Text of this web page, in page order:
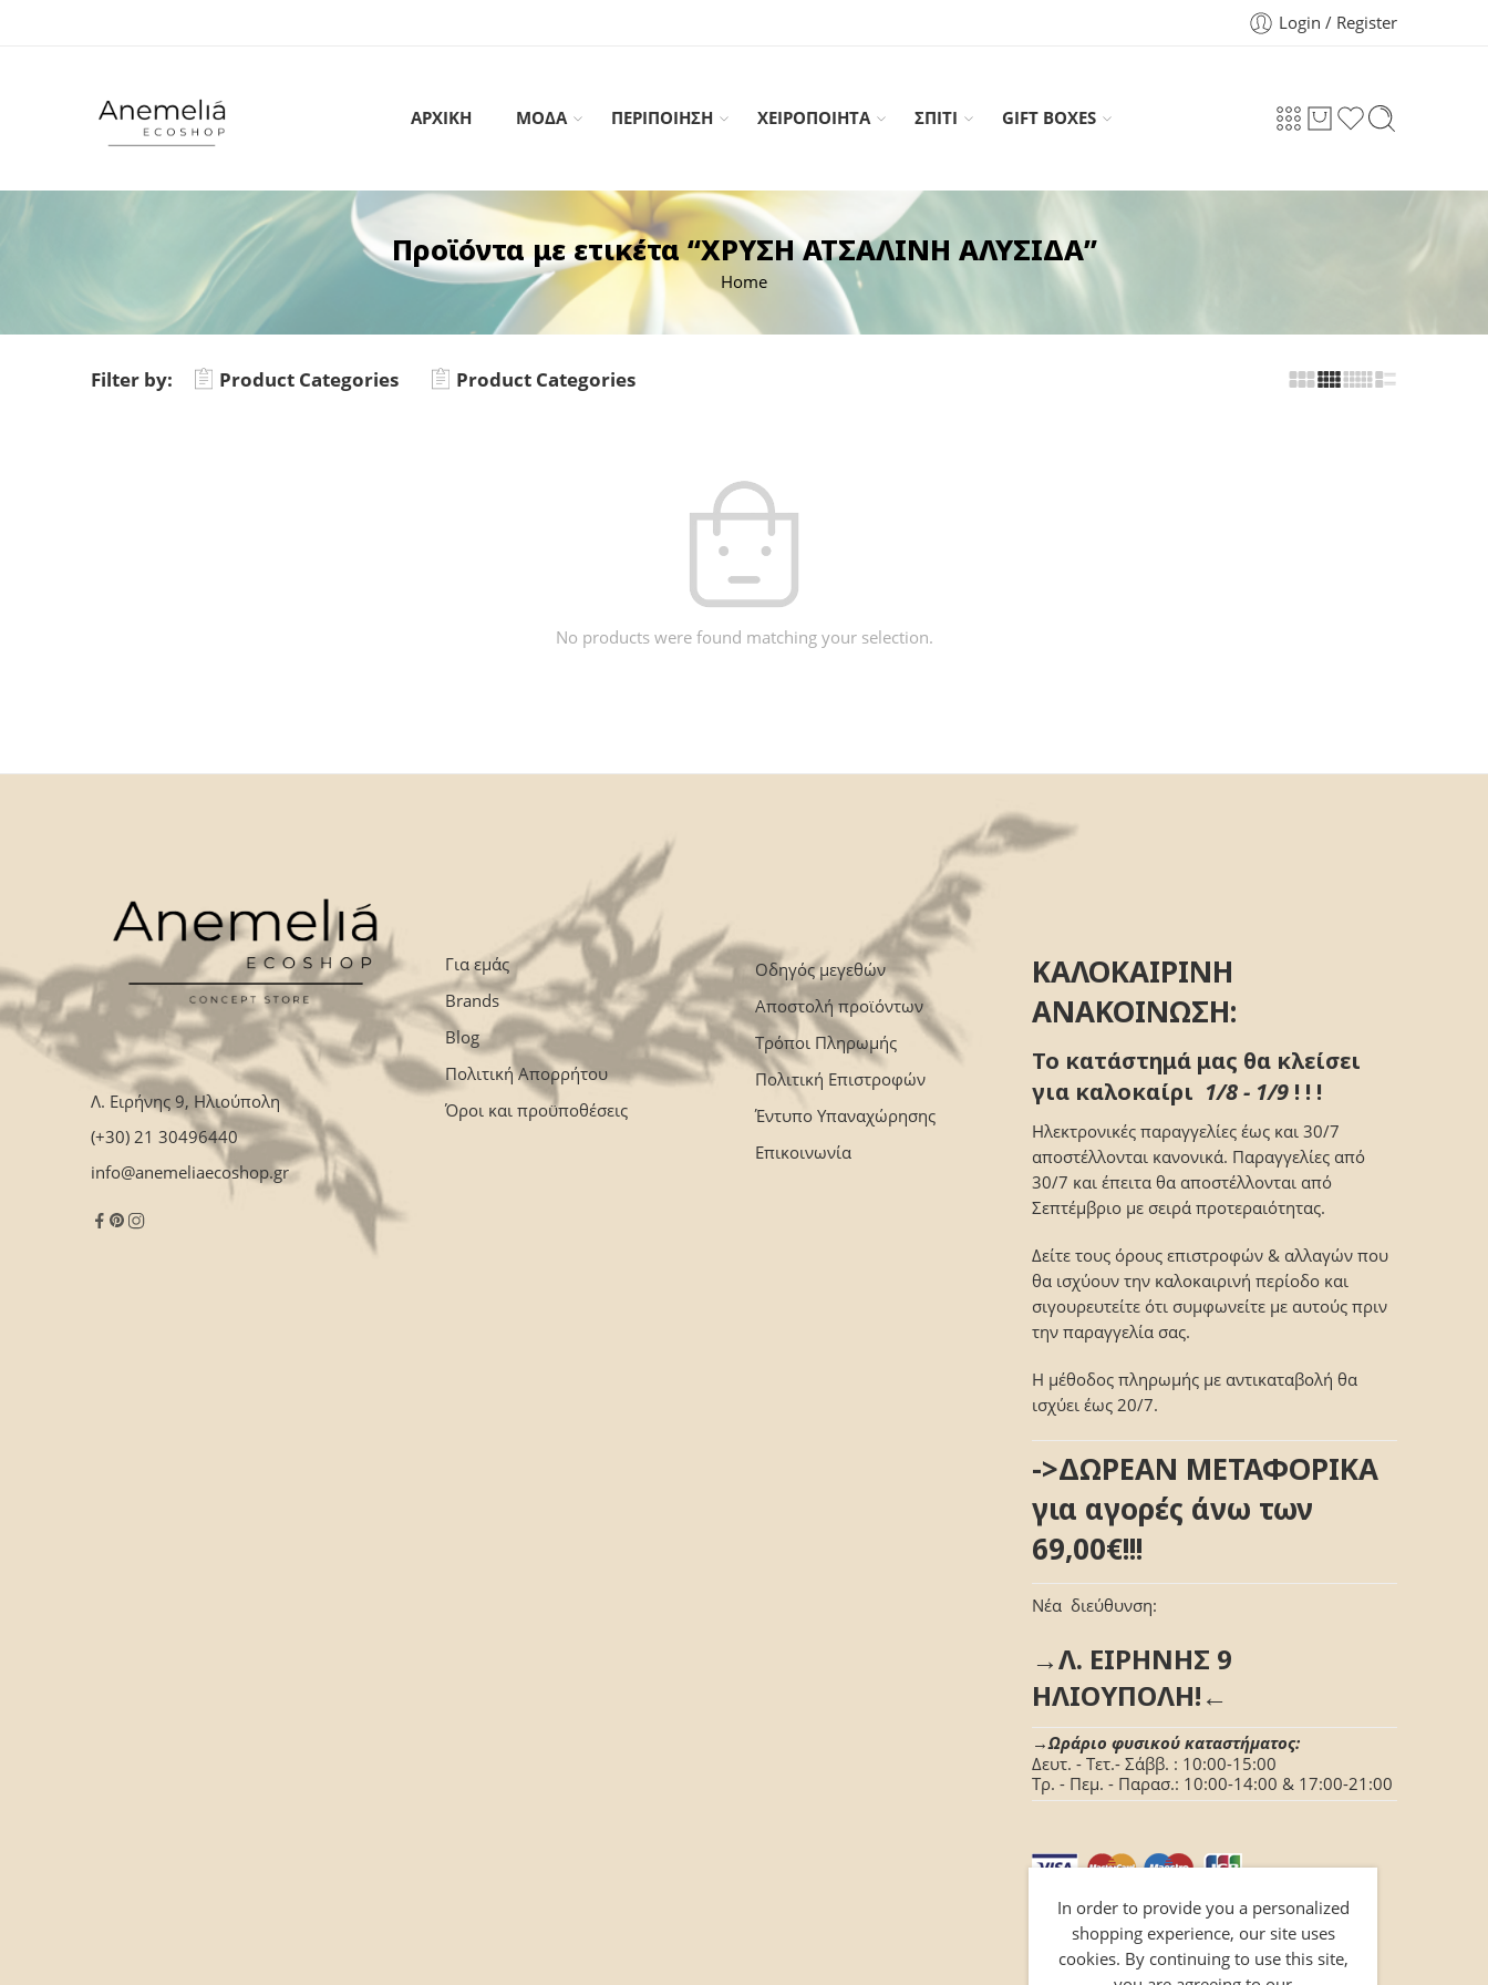
Login / Register
ΑΡΧΙΚΗ ΜΟΔΑ ΠΕΡΙΠΟΙΗΣΗ ΧΕΙΡΟΠΟΙΗΤΑ ΣΠΙΤΙ GIFT BOXES
Προϊόντα με ετικέτα “ΧΡΥΣΗ ΑΤΣΑΛΙΝΗ ΑΛΥΣΙΔΑ”
Home
Filter by: Product Categories Product Categories
No products were found matching your selection.
Λ. Ειρήνης 9, Ηλιούπολη
(+30) 21 30496440
info@anemeliaecoshop.gr
Για εμάς
Brands
Blog
Πολιτική Απορρήτου
Όροι και προϋποθέσεις
Οδηγός μεγεθών
Αποστολή προϊόντων
Τρόποι Πληρωμής
Πολιτική Επιστροφών
Έντυπο Υπαναχώρησης
Επικοινωνία
ΚΑΛΟΚΑΙΡΙΝΗ
ΑΝΑΚΟΙΝΩΣΗ:
Το κατάστημά μας θα κλείσει
για καλοκαίρι 1/8 - 1/9 ! ! !
Ηλεκτρονικές παραγγελίες έως και 30/7
αποστέλλονται κανονικά. Παραγγελίες από
30/7 και έπειτα θα αποστέλλονται από
Σεπτέμβριο με σειρά προτεραιότητας.
Δείτε τους όρους επιστροφών & αλλαγών που
θα ισχύουν την καλοκαιρινή περίοδο και
σιγουρευτείτε ότι συμφωνείτε με αυτούς πριν
την παραγγελία σας.
Η μέθοδος πληρωμής με αντικαταβολή θα
ισχύει έως 20/7.
->ΔΩΡΕΑΝ ΜΕΤΑΦΟΡΙΚΑ
για αγορές άνω των
69,00€!!!
Νέα διεύθυνση:
→Λ. ΕΙΡΗΝΗΣ 9
ΗΛΙΟΥΠΟΛΗ!←
→Ωράριο φυσικού καταστήματος:
Δευτ. - Τετ.- Σάββ. : 10:00-15:00
Τρ. - Πεμ. - Παρασ.: 10:00-14:00 & 17:00-21:00
In order to provide you a personalized
shopping experience, our site uses
cookies. By continuing to use this site,